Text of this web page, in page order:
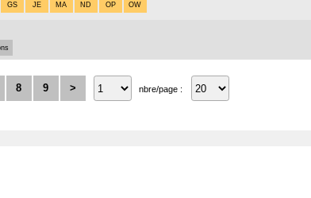
GS JE MA ND OP OW
8 9 > nbre/page :